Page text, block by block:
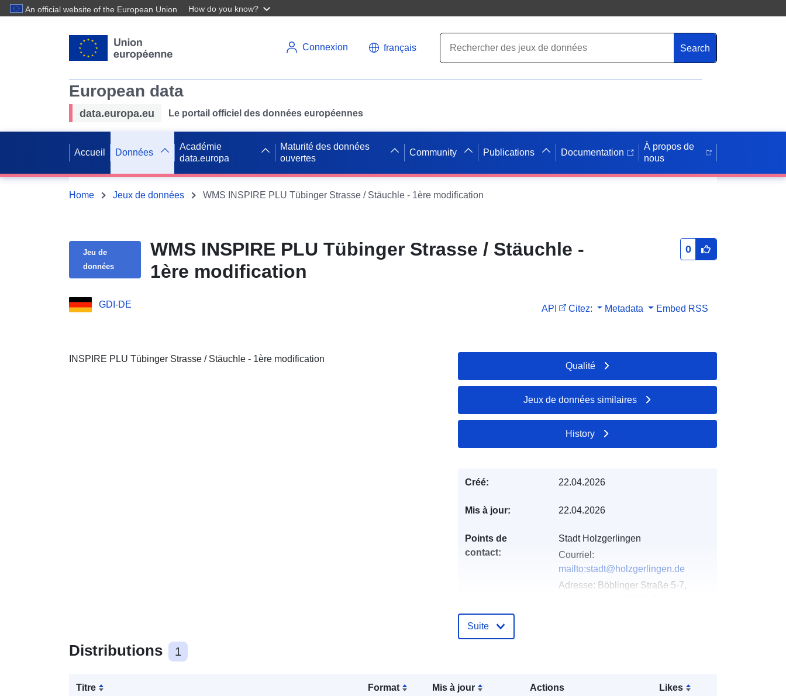
An official website of the European Union How do you know?
Connexion français Search
European data
data.europa.eu Le portail officiel des données européennes
Accueil Données
Académie
data.europa
Maturité des données
ouvertes
Community Publications Documentation
À propos de
nous
Home Jeux de données WMS INSPIRE PLU Tübinger Strasse / Stäuchle - 1ère modification
Jeu de
données
WMS INSPIRE PLU Tübinger Strasse / Stäuchle -
1ère modification
0
GDI-DE API Citez: Metadata Embed RSS
INSPIRE PLU Tübinger Strasse / Stäuchle - 1ère modification
Distributions 1
Titre Format Mis à jour Actions Likes
Qualité
Jeux de données similaires
History
Créé: 22.04.2026
Mis à jour: 22.04.2026
Points de
contact:
Stadt Holzgerlingen
Courriel:
mailto:stadt@holzgerlingen.de
Adresse: Böblinger Straße 5-7,
July 2026
Suite